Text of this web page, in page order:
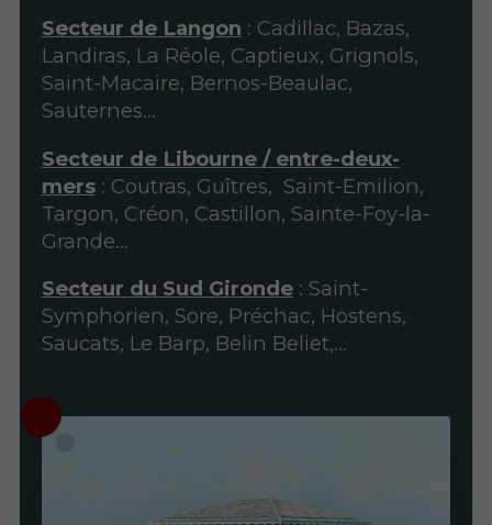
Secteur de Langon : Cadillac, Bazas,
Landiras, La Réole, Captieux, Grignols,
Saint-Macaire, Bernos-Beaulac,
Sauternes...
Secteur de Libourne / entre-deux-
mers: Coutras, Guîtres, Saint-Emilion,
Targon, Créon, Castillon, Sainte-Foy-la-
Grande...
Secteur du Sud Gironde: Saint-
Symphorien, Sore, Préchac, Hostens,
Saucats, Le Barp, Belin Beliet,...